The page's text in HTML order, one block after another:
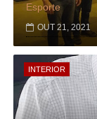
Esporte
OUT 21, 2021
INTERIOR